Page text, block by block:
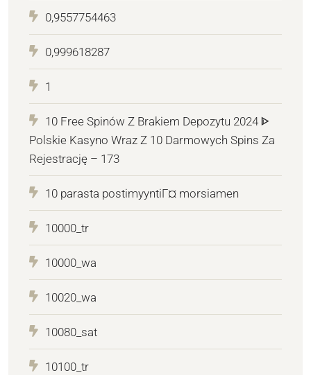
0,9557754463
0,999618287
1
10 Free Spinów Z Brakiem Depozytu 2024 ᐈ
Polskie Kasyno Wraz Z 10 Darmowych Spins Za
Rejestrację – 173
10 parasta postimyyntiГ¤ morsiamen
10000_tr
10000_wa
10020_wa
10080_sat
10100_tr